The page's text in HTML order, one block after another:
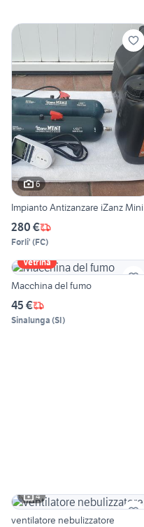
6
Impianto Antizanzare iZanz Mini
280 €
Forli' (FC)
Vetrina
Macchina del fumo
45 €
Sinalunga (SI)
4
ventilatore nebulizzatore